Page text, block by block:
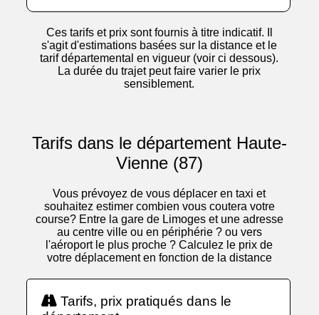
Ces tarifs et prix sont fournis à titre indicatif. Il
s'agit d'estimations basées sur la distance et le
tarif départemental en vigueur (voir ci dessous).
La durée du trajet peut faire varier le prix
sensiblement.
Tarifs dans le département Haute-
Vienne (87)
Vous prévoyez de vous déplacer en taxi et
souhaitez estimer combien vous coutera votre
course? Entre la gare de Limoges et une adresse
au centre ville ou en périphérie ? ou vers
l'aéroport le plus proche ? Calculez le prix de
votre déplacement en fonction de la distance
Tarifs, prix pratiqués dans le